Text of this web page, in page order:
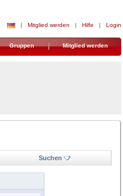
| Mitglied werden | Hilfe | Login
Gruppen Mitglied werden
Suchen